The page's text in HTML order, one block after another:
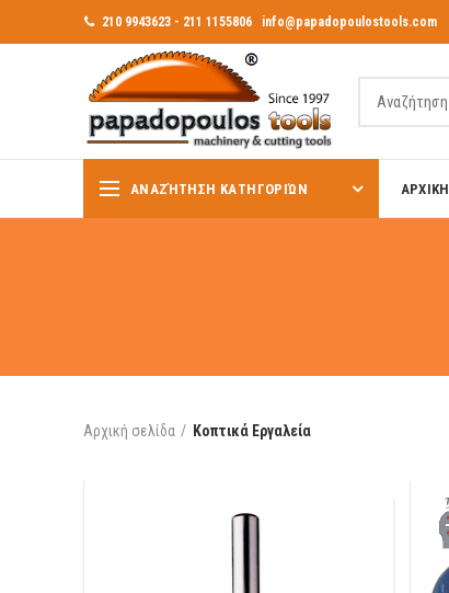
210 9943623 - 211 1155806 info@papadopoulostools.com
ΑΝΑΖΉΤΗΣΗ ΚΑΤΗΓΟΡΙΏΝ ΑΡΧΙΚΗ
Αρχική σελίδα Κοπτικά Εργαλεία